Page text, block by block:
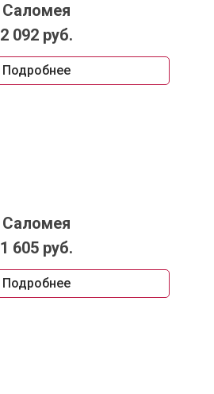
Саломея
2 092 руб.
Подробнее
Саломея
1 605 руб.
Подробнее